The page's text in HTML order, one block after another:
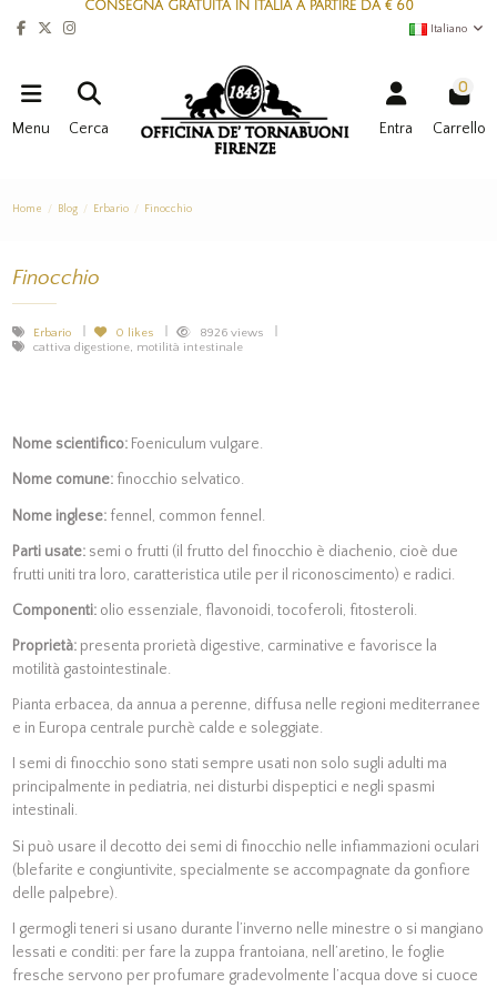
CONSEGNA GRATUITA IN ITALIA A PARTIRE DA € 60
Italiano
Menu Cerca Entra
0
Carrello
Home Blog Erbario Finocchio
Finocchio
Erbario 0 likes
8926 views
cattiva digestione, motilità intestinale
Nome scientifico:Foeniculum vulgare.
Nome comune:finocchio selvatico.
Nome inglese:fennel, common fennel.
Parti usate:semi o frutti (il frutto del finocchio è diachenio, cioè due
frutti uniti tra loro, caratteristica utile per il riconoscimento) e radici.
Componenti:olio essenziale, flavonoidi, tocoferoli, fitosteroli.
Proprietà: presenta prorietà digestive, carminative e favorisce la
motilità gastointestinale.
Pianta erbacea, da annua a perenne, diffusa nelle regioni mediterranee
e in Europa centrale purchè calde e soleggiate.
I semi di finocchio sono stati sempre usati non solo sugli adulti ma
principalmente in pediatria, nei disturbi dispeptici e negli spasmi
intestinali.
Si può usare il decotto dei semi di finocchio nelle infiammazioni oculari
(blefarite e congiuntivite, specialmente se accompagnate da gonfiore
delle palpebre).
I germogli teneri si usano durante l’inverno nelle minestre o si mangiano
lessati e conditi: per fare la zuppa frantoiana, nell’aretino, le foglie
fresche servono per profumare gradevolmente l’acqua dove si cuoce